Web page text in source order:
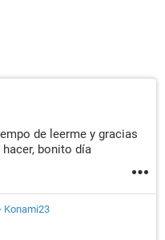
de leerme y gracias
bonito día
Konami23